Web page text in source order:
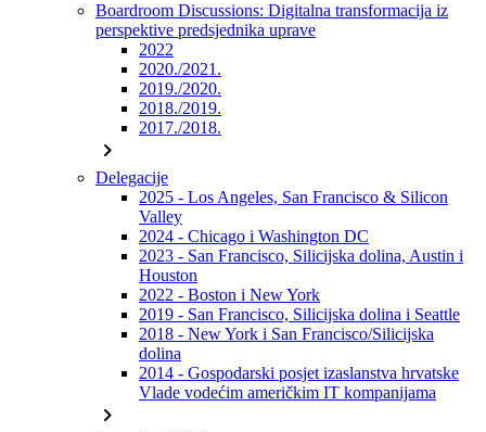
Boardroom Discussions: Digitalna transformacija iz
perspektive predsjednika uprave
2022
2020./2021.
2019./2020.
2018./2019.
2017./2018.
chevron_right
Delegacije
2025 - Los Angeles, San Francisco & Silicon
Valley
2024 - Chicago i Washington DC
2023 - San Francisco, Silicijska dolina, Austin i
Houston
2022 - Boston i New York
2019 - San Francisco, Silicijska dolina i Seattle
2018 - New York i San Francisco/Silicijska
dolina
2014 - Gospodarski posjet izaslanstva hrvatske
Vlade vodećim američkim IT kompanijama
chevron_right